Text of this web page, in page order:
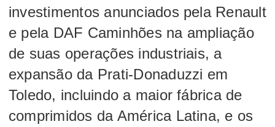
investimentos anunciados pela Renault
e pela DAF Caminhões na ampliação
de suas operações industriais, a
expansão da Prati-Donaduzzi em
Toledo, incluindo a maior fábrica de
comprimidos da América Latina, e os